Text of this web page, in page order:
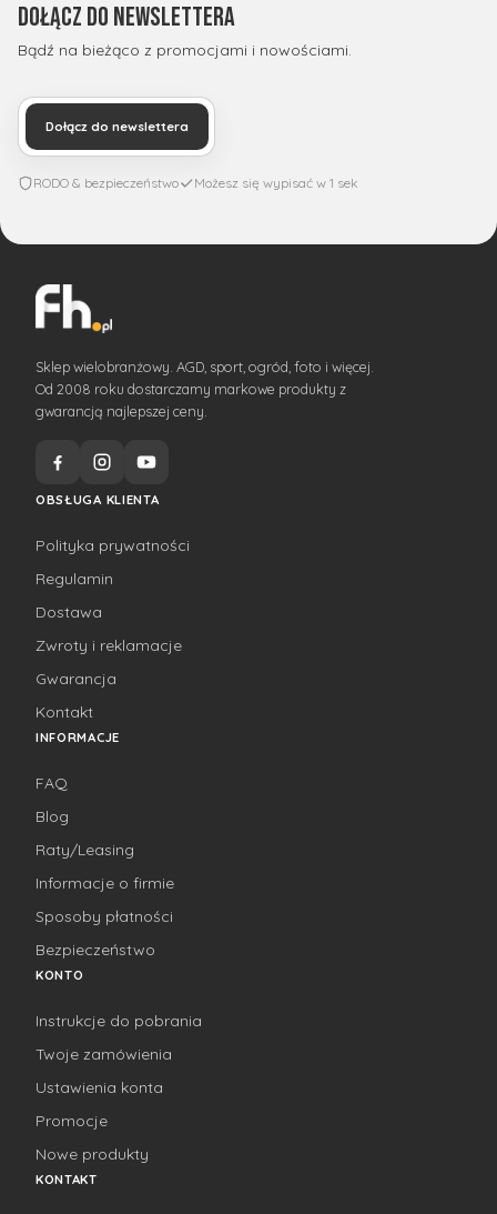
Dołącz do newslettera
Bądź na bieżąco z promocjami i nowościami.
Dołącz do newslettera
RODO & bezpieczeństwo Możesz się wypisać w 1 sek
Sklep wielobranżowy. AGD, sport, ogród, foto i więcej.
Od 2008 roku dostarczamy markowe produkty z
gwarancją najlepszej ceny.
OBSŁUGA KLIENTA
Polityka prywatności
Regulamin
Dostawa
Zwroty i reklamacje
Gwarancja
Kontakt
INFORMACJE
FAQ
Blog
Raty/Leasing
Informacje o firmie
Sposoby płatności
Bezpieczeństwo
KONTO
Instrukcje do pobrania
Twoje zamówienia
Ustawienia konta
Promocje
Nowe produkty
KONTAKT